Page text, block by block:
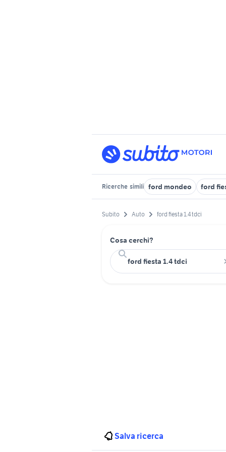
Ricerche simili ford mondeo ford
Subito Auto ford fiesta 1.4 tdci
Cosa cerchi?
Salva ricerca